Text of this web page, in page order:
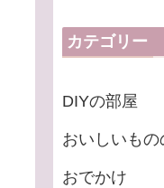
カテゴリー
DIYの部屋
おいしいもの
おでかけ